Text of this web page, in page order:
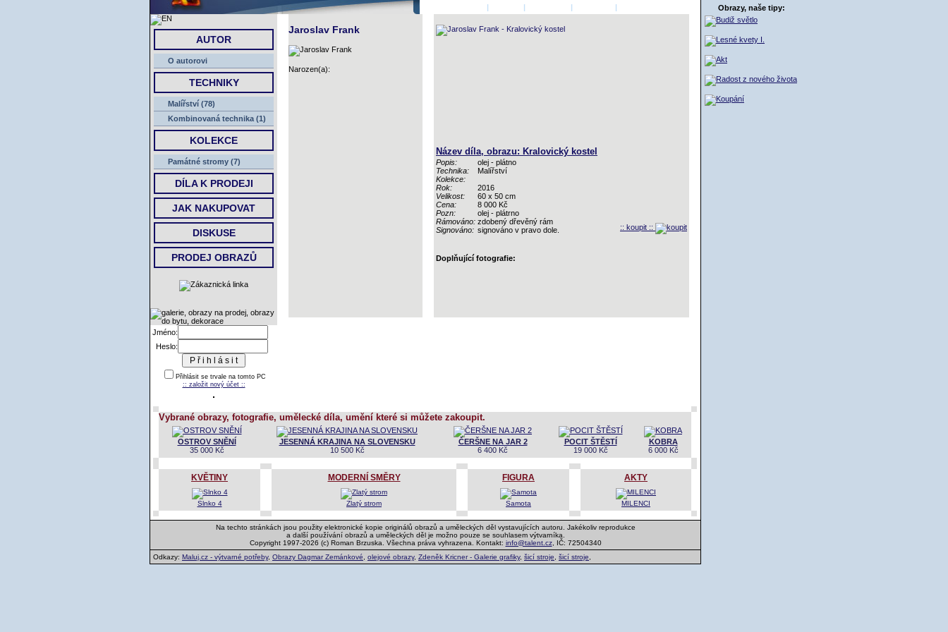
| | | |
AUTOR
O autorovi
TECHNIKY
Malířství (78)
Kombinovaná technika (1)
KOLEKCE
Památné stromy (7)
DÍLA K PRODEJI
JAK NAKUPOVAT
DISKUSE
PRODEJ OBRAZŮ
Jméno:
Heslo:
Přihlásit se trvale na tomto PC
:: založit nový účet ::
Jaroslav Frank
Narozen(a):
Název díla, obrazu: Kralovický kostel
Popis:
olej - plátno
Technika:
Malířství
Kolekce:
Rok:
2016
Velikost:
60 x 50 cm
Cena:
8 000 Kč
Pozn:
olej - plátrno
Rámováno: zdobený dřevěný rám
Signováno: signováno v pravo dole. :: koupit ::
Doplňující fotografie:
Vybrané obrazy, fotografie, umělecké díla, umění které si můžete zakoupit.
OSTROV SNĚNÍ
35 000 Kč
JESENNÁ KRAJINA NA SLOVENSKU
10 500 Kč
ČERŠNE NA JAR 2
6 400 Kč
POCIT ŠTĚSTÍ
19 000 Kč
KOBRA
6 000 Kč
KVĚTINY
Slnko 4
MODERNÍ SMĚRY
Zlatý strom
FIGURA
Samota
AKTY
MILENCI
Na techto stránkách jsou použity elektronické kopie originálů obrazů a uměleckých děl vystavujících autoru. Jakékoliv reprodukce
a další používání obrazů a uměleckých děl je možno pouze se souhlasem výtvarníka.
Copyright 1997-2026 (c) Roman Brzuska. Všechna práva vyhrazena. Kontakt: info@talent.cz, IČ: 72504340
Odkazy: Maluj.cz - výtvarné potřeby, Obrazy Dagmar Zemánkové olejové obrazy, Zdeněk Kricner - Galerie grafiky, šicí stroje šicí stroje
Obrazy, naše tipy: